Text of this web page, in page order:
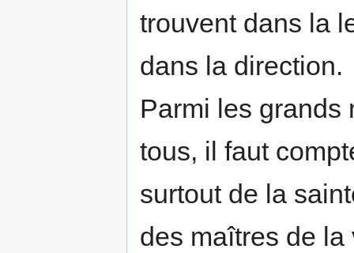
trouvent dans la
dans la direction.
Parmi les grands
tous, il faut
surtout de la
des maîtres de